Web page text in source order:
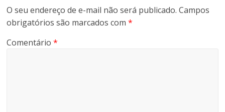
O seu endereço de e-mail não será publicado. Campos
obrigatórios são marcados com*
Comentário*